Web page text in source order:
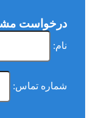
درخواست
نام:
شماره تماس: